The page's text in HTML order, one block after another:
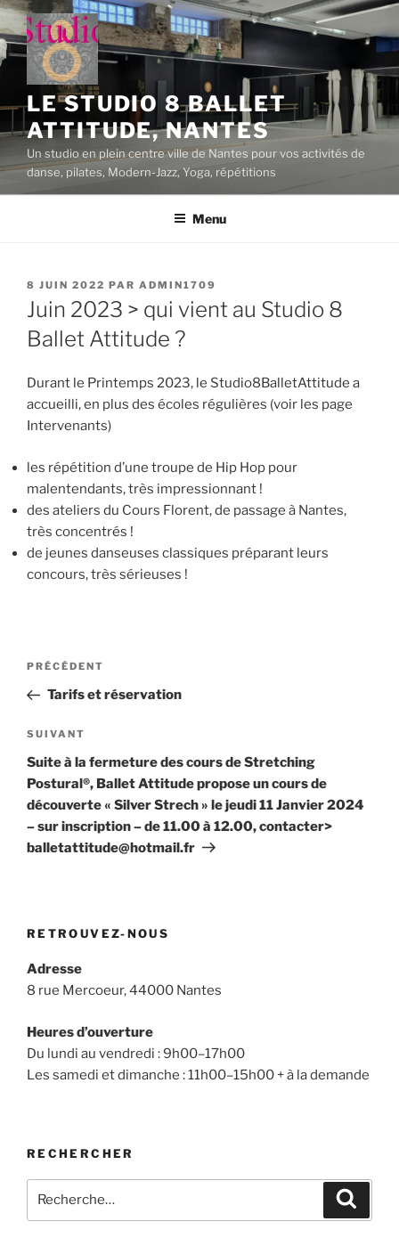
Aller
au
contenu
principal
LE STUDIO 8 BALLET
ATTITUDE, NANTES
Un studio en plein centre ville de Nantes pour vos activités de
danse, pilates, Modern-Jazz, Yoga, répétitions
Menu
PUBLIÉ
LE
8 JUIN 2022 PAR ADMIN1709
Juin 2023 > qui vient au Studio 8
Ballet Attitude ?
Durant le Printemps 2023, le Studio8BalletAttitude a
accueilli, en plus des écoles régulières (voir les page
Intervenants)
les répétition d’une troupe de Hip Hop pour
malentendants, très impressionnant !
des ateliers du Cours Florent, de passage à Nantes,
très concentrés !
de jeunes danseuses classiques préparant leurs
concours, très sérieuses !
Navigation
l’article
Article
précédent
PRÉCÉDENT
Tarifs et réservation
Article
suivant
SUIVANT
Suite à la fermeture des cours de Stretching
Postural®, Ballet Attitude propose un cours de
découverte « Silver Strech » le jeudi 11 Janvier 2024
– sur inscription – de 11.00 à 12.00, contacter>
balletattitude@hotmail.fr
RETROUVEZ-NOUS
Adresse
8 rue Mercoeur, 44000 Nantes
Heures d’ouverture
Du lundi au vendredi : 9h00–17h00
Les samedi et dimanche : 11h00–15h00 + à la demande
RECHERCHER
pour